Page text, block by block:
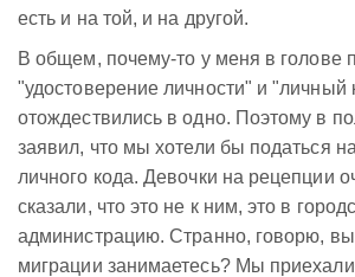
есть и на той, и на другой.
В общем, почему-то у меня в голове
"удостоверение личности" и "личный
отождествились в одно. Поэтому в
заявил, что мы хотели бы податься
личного кода. Девочки на рецепции
сказали, что это не к ним, это в
администрацию. Странно, говорю,
миграции занимаетесь? Мы